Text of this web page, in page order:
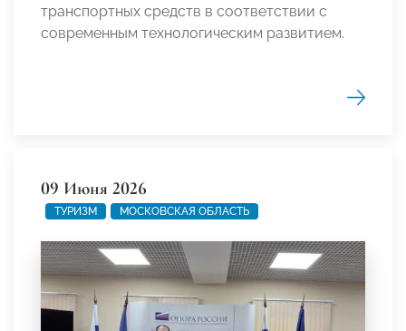
транспортных средств в соответствии с
современным технологическим развитием.
09 Июня 2026
ТУРИЗМ МОСКОВСКАЯ ОБЛАСТЬ